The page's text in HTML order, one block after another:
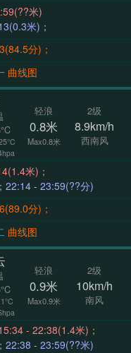
- 23:59(??米)
14:13(0.3米)；
分)；
曲线图
轻浪
0.8米
Max0.8米
2级
8.9km/h
西南风
米)；
米)；22:14 - 23:59(??分)
分)；
曲线图
轻浪
0.9米
Max0.9米
2级
10km/h
南风
)；15:34 - 22:38(1.4米)；
米)；22:38 - 23:59(??米)